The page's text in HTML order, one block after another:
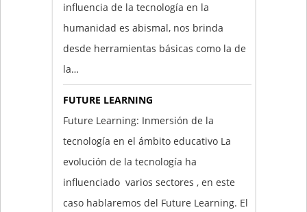
influencia de la tecnología en la
humanidad es abismal, nos brinda
desde herramientas básicas como la de
la…
FUTURE LEARNING
Future Learning: Inmersión de la
tecnología en el ámbito educativo La
evolución de la tecnología ha
influenciado varios sectores , en este
caso hablaremos del Future Learning. El